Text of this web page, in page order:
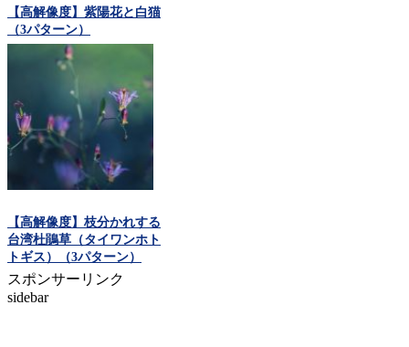
【高解像度】紫陽花と白猫
（3パターン）
【高解像度】枝分かれする
台湾杜鵑草（タイワンホト
トギス）（3パターン）
スポンサーリンク
sidebar